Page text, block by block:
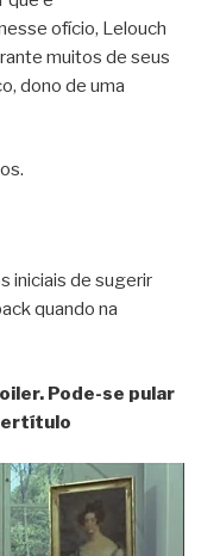
ofício, Lelouch
muitos de seus
dono de uma
iniciais de sugerir
quando na
Pode-se pular